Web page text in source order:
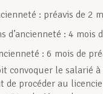
: préavis de 2
d’ancienneté : 4 mois
: 6 mois de
convoquer le salarié
de procéder au